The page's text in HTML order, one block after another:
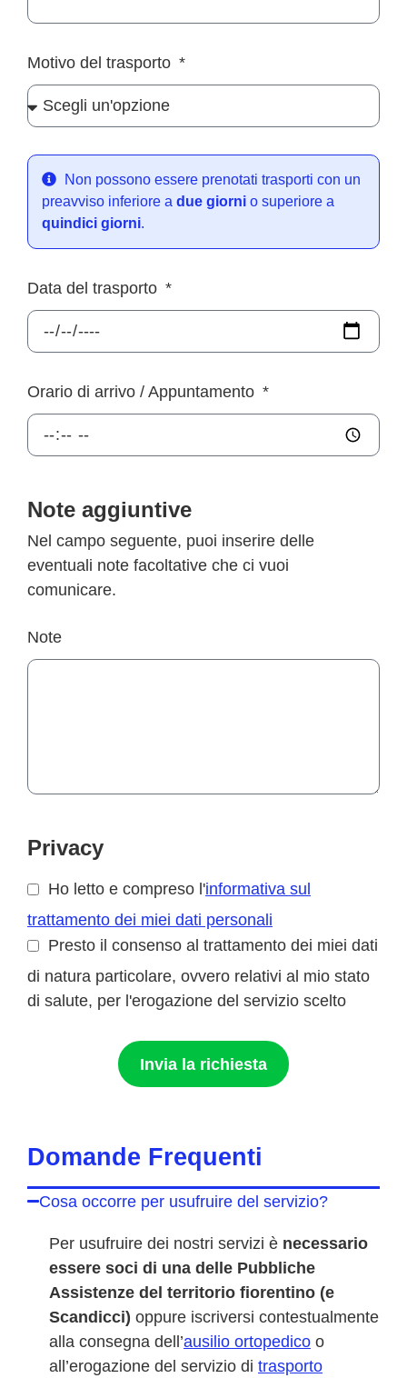
Motivo del trasporto
Non possono essere prenotati trasporti con un
preavviso inferiore a due giorni o superiore a
quindici giorni.
Data del trasporto
Orario di arrivo / Appuntamento
Note aggiuntive
Nel campo seguente, puoi inserire delle
eventuali note facoltative che ci vuoi
comunicare.
Note
Privacy
Ho letto e compreso l'informativa sul
trattamento dei miei dati personali
Presto il consenso al trattamento dei miei dati
di natura particolare, ovvero relativi al mio stato
di salute, per l'erogazione del servizio scelto
Invia la richiesta
Domande Frequenti
Cosa occorre per usufruire del servizio?
Per usufruire dei nostri servizi è necessario
essere soci di una delle Pubbliche
Assistenze del territorio fiorentino (e
Scandicci) oppure iscriversi contestualmente
alla consegna dell’ausilio ortopedico o
all’erogazione del servizio di trasporto